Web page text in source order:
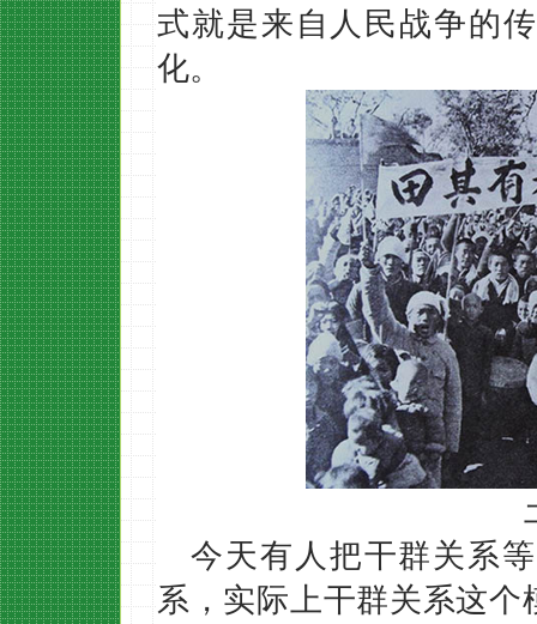
式就是来自人民战争的
化。
今天有人把干群关系
系，实际上干群关系这